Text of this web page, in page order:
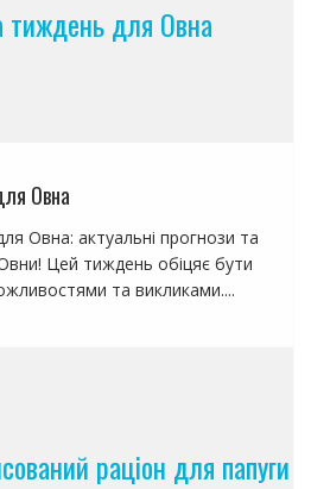
тиждень для Овна
Овна
Овна: актуальні прогнози та
Цей тиждень обіцяє бути
та викликами....
раціон для папуги